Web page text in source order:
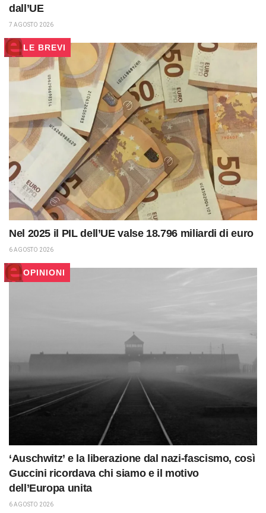
dall’UE
7 AGOSTO 2026
LE BREVI
Nel 2025 il PIL dell’UE valse 18.796 miliardi di euro
6 AGOSTO 2026
OPINIONI
‘Auschwitz’ e la liberazione dal nazi-fascismo, così
Guccini ricordava chi siamo e il motivo
dell’Europa unita
6 AGOSTO 2026